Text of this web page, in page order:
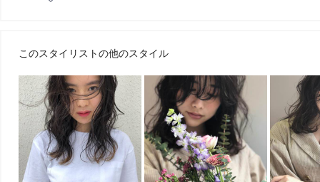
このスタイリストの他のスタイル